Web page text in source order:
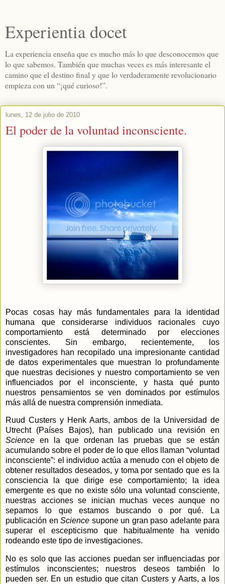
Experientia docet
La experiencia enseña que es mucho más lo que desconocemos que
lo que sabemos. También que muchas veces es más interesante el
camino que el destino final y que lo verdaderamente revolucionario
empieza con un “¡qué curioso!”.
lunes, 12 de julio de 2010
El poder de la voluntad inconsciente.
Pocas cosas hay más fundamentales para la identidad
humana que considerarse individuos racionales cuyo
comportamiento está determinado por elecciones
conscientes. Sin embargo, recientemente, los
investigadores han recopilado una impresionante cantidad
de datos experimentales que muestran lo profundamente
que nuestras decisiones y nuestro comportamiento se ven
influenciados por el inconsciente, y hasta qué punto
nuestros pensamientos se ven dominados por estímulos
más allá de nuestra comprensión inmediata.
Ruud Custers y Henk Aarts, ambos de la Universidad de
Utrecht (Países Bajos), han publicado una revisión en
Science en la que ordenan las pruebas que se están
acumulando sobre el poder de lo que ellos llaman “voluntad
inconsciente”: el individuo actúa a menudo con el objeto de
obtener resultados deseados, y toma por sentado que es la
consciencia la que dirige ese comportamiento; la idea
emergente es que no existe sólo una voluntad consciente,
nuestras acciones se inician muchas veces aunque no
sepamos lo que estamos buscando o por qué. La
publicación en Science supone un gran paso adelante para
superar el escepticismo que habitualmente ha venido
rodeando este tipo de investigaciones.
No es solo que las acciones puedan ser influenciadas por
estímulos inconscientes; nuestros deseos también lo
pueden ser. En un estudio que citan Custers y Aarts, a los